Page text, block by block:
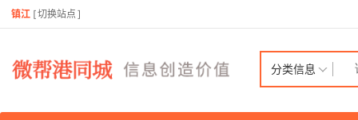
镇江 [切换站点 ]
分类信息